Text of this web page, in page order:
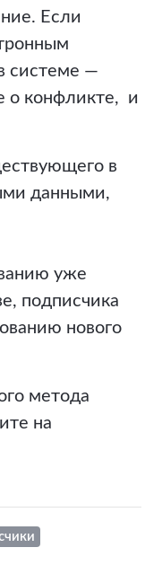
Если
системе —
о конфликте, и
в
данными,
уже
подписчика
нового
метода
на